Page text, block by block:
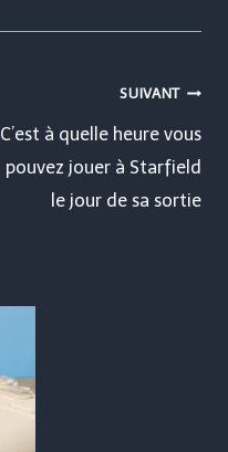
SUIVANT
C’est à quelle heure vous
pouvez jouer à Starfield
le jour de sa sortie